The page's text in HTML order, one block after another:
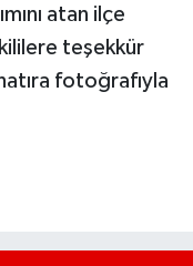
atan ilçe
teşekkür
fotoğrafıyla